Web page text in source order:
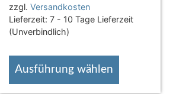
zzgl. Versandkosten
Lieferzeit: 7 - 10 Tage Lieferzeit
(Unverbindlich)
Ausführung wählen